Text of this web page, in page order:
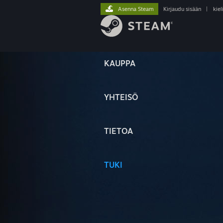
KAUPPA
YHTEISÖ
TIETOA
TUKI
Asenna Steam Kirjaudu sisään kieli